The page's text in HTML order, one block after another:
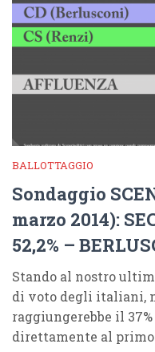
BALLOTTAGGIO
Sondaggio
marzo 2014):
52,2% –
Stando al nostro
di voto degli italiani,
raggiungerebbe il
direttamente al primo